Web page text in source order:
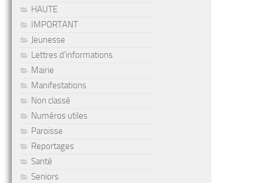
HAUTE
IMPORTANT
Jeunesse
Lettres d'informations
Mairie
Manifestations
Non classé
Numéros utiles
Paroisse
Reportages
Santé
Seniors